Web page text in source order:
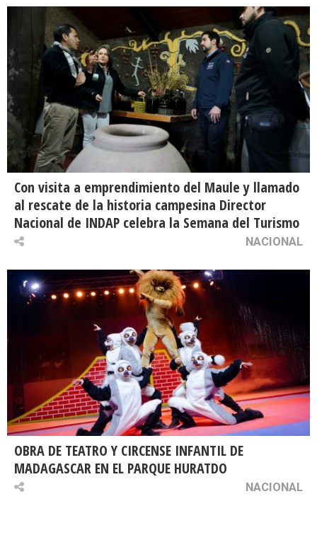
Con visita a emprendimiento del Maule y llamado
al rescate de la historia campesina Director
Nacional de INDAP celebra la Semana del Turismo
NACIONAL
OBRA DE TEATRO Y CIRCENSE INFANTIL DE
MADAGASCAR EN EL PARQUE HURATDO
NACIONAL